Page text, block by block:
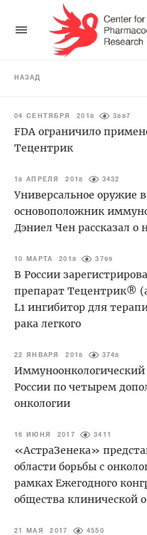
НАЗАД
04 СЕНТЯБРЯ 2018 3887
FDA ограничило
Тецентрик
18 АПРЕЛЯ 2018 3432
Универсальное оружие
основоположник
Дэниел Чен рассказал о
10 МАРТА 2018 3799
В России
препарат Тецентрик®
L1 ингибитор для
рака легкого
22 ЯНВАРЯ 2018 3748
Иммуноонкологический
России по четырем
онкологии
16 ИЮНЯ 2017 3411
«АстраЗенека»
области борьбы с
рамках Ежегодного
общества клинической
21 МАЯ 2017 4550